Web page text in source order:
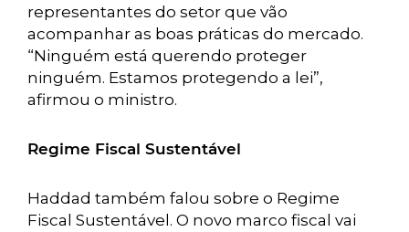
representantes do setor que vão
acompanhar as boas práticas do mercado.
“Ninguém está querendo proteger
ninguém. Estamos protegendo a lei”,
afirmou o ministro.
Regime Fiscal Sustentável
Haddad também falou sobre o Regime
Fiscal Sustentável. O novo marco fiscal vai